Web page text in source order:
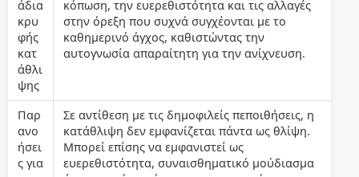
άδια
κρυ
φής
κατ
άθλι
ψης
κόπωση, την ευερεθιστότητα και τις αλλαγές
στην όρεξη που συχνά συγχέονται με το
καθημερινό άγχος, καθιστώντας την
αυτογνωσία απαραίτητη για την ανίχνευση.
Παρ
ανο
ήσει
ς για
Σε αντίθεση με τις δημοφιλείς πεποιθήσεις, η
κατάθλιψη δεν εμφανίζεται πάντα ως θλίψη.
Μπορεί επίσης να εμφανιστεί ως
ευερεθιστότητα, συναισθηματικό μούδιασμα